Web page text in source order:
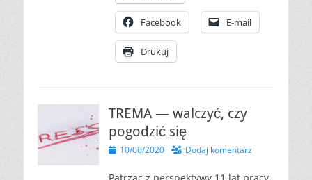
Facebook E-mail
Drukuj
TREMA — walczyć, czy
pogodzić się
Opublikowano
10/06/2020 Dodaj komentarz